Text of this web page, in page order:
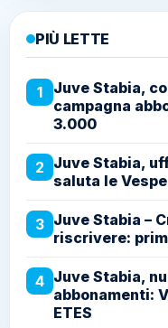
PIÙ LETTE
1
Juve Stabia,
campagna
3.000
2 Juve Stabia,
saluta le
3 Juve Stabia –
riscrivere:
4 Juve Stabia,
abbonamenti:
ETES